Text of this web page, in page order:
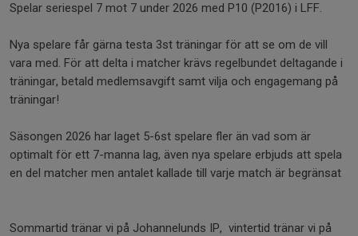
Spelar seriespel 7 mot 7 under 2026 med P10 (P2016) i LFF.
Nya spelare får gärna testa 3st träningar för att se om de vill
vara med. För att delta i matcher krävs regelbundet deltagande i
träningar, betald medlemsavgift samt vilja och engagemang på
träningar!
Säsongen 2026 har laget 5-6st spelare fler än vad som är
optimalt för ett 7-manna lag, även nya spelare erbjuds att spela
en del matcher men antalet kallade till varje match är begränsat
Sommartid tränar vi på Johannelunds IP, vintertid tränar vi på